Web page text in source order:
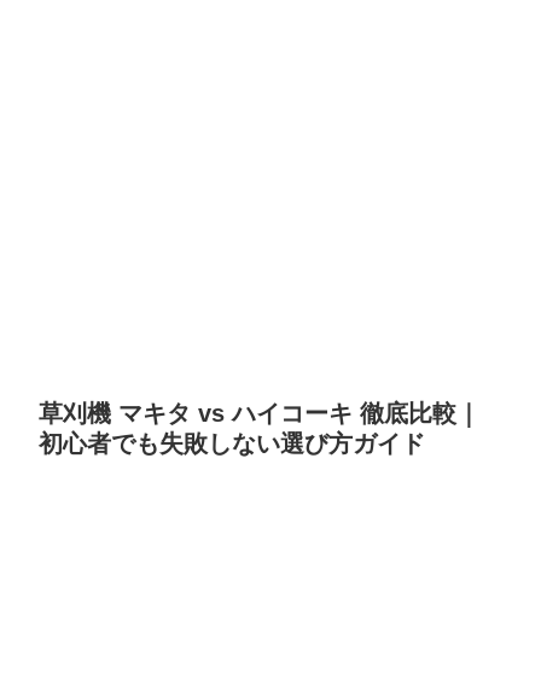
草刈機 マキタ vs ハイコーキ 徹底比較｜
初心者でも失敗しない選び方ガイド